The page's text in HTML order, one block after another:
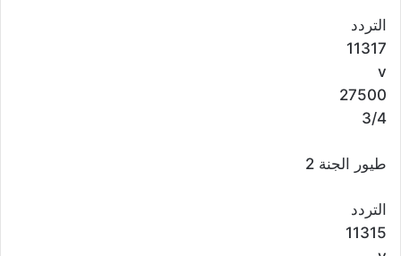
التردد
11317
v
27500
3/4
طيور الجنة 2
التردد
11315